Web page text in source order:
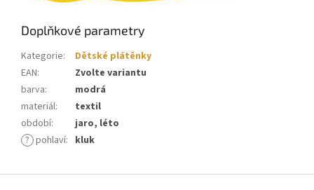
Doplňkové parametry
Kategorie:
Dětské plátěnky
EAN:
Zvolte variantu
barva:
modrá
materiál:
textil
období:
jaro, léto
? pohlaví: kluk